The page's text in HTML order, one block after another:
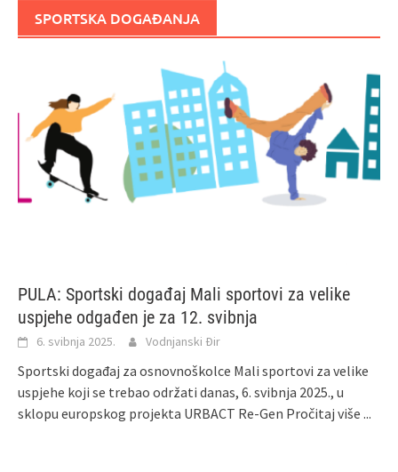
SPORTSKA DOGAĐANJA
PULA: Sportski događaj Mali sportovi za velike
uspjehe odgađen je za 12. svibnja
6. svibnja 2025. Vodnjanski Đir
Sportski događaj za osnovnoškolce Mali sportovi za velike
uspjehe koji se trebao održati danas, 6. svibnja 2025., u
sklopu europskog projekta URBACT Re-Gen Pročitaj više ...